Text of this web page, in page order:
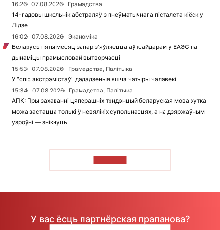
16:26
07.08.2026
Грамадства
14-гадовы школьнік абстраляў з пнеўматычнага пісталета кіёск у
Лідзе
16:02
07.08.2026
Эканоміка
Беларусь пяты месяц запар з'яўляецца аўтсайдарам у ЕАЭС па
дынаміцы прамысловай вытворчасці
15:53
07.08.2026
Грамадства, Палітыка
У "спіс экстрэмістаў" дададзеныя яшчэ чатыры чалавекі
15:34
07.08.2026
Грамадства, Палітыка
АПК: Пры захаванні цяперашніх тэндэнцый беларуская мова хутка
можа застацца толькі ў невялікіх супольнасцях, а на дзяржаўным
узроўні — знікнуць
У вас ёсць партнёрская прапанова?